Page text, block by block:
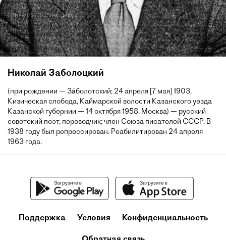
Николай Заболоцкий
(при рождении — За́болотский; 24 апреля [7 мая] 1903,
Кизическая слобода, Каймарской волости Казанского уезда
Казанской губернии — 14 октября 1958, Москва) — русский
советский поэт, переводчик; член Союза писателей СССР. В
1938 году был репрессирован. Реабилитирован 24 апреля
1963 года.
Поддержка Условия Конфиденциальность